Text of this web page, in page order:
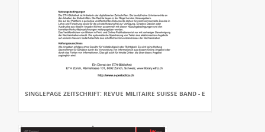
SINGLEPAGE ZEITSCHRIFT: REVUE MILITAIRE SUISSE BAND - E